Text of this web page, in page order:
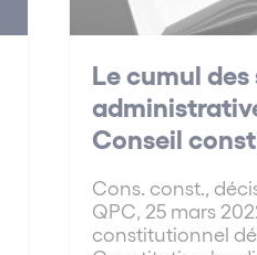
Le cumul
Conseil
Cons. const.,
QPC, 25 mars
constitutionnel